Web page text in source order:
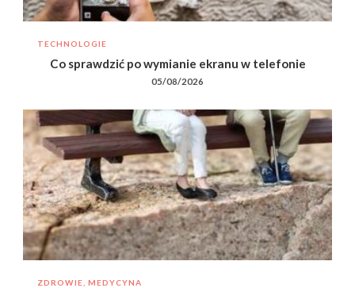
TECHNOLOGIE
Co sprawdzić po wymianie ekranu w telefonie
05/08/2026
ZDROWIE, MEDYCYNA